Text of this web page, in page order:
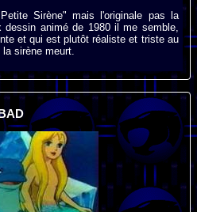
Sirène" mais l'originale pas la
animé de 1980 il me semble,
et qui est plutôt réaliste et triste au
sirène meurt.